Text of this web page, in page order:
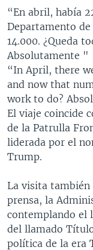
“En abril, había
Departamento de
14.000. ¿Queda
Absolutamente "
“In April, there
and now that
work to do?
El viaje coincide
de la Patrulla
liderada por el
Trump.
La visita también
prensa, la
contemplando el
del llamado
política de la era